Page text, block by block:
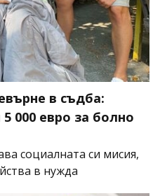
в съдба:
000 евро за болно
социалната си мисия,
в нужда